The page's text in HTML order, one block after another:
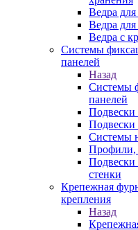
Ведра
Ведра
Ведра с
Системы
панелей
Назад
Системы
панелей
Подвески
Подвески
Системы
Профили,
Подвески
стенки
Крепежная
крепления
Назад